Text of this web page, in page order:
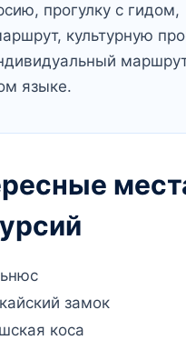
прогулку с гидом,
культурную
языке.
замок
коса